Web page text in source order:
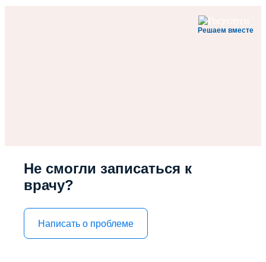
Решаем вместе
Не смогли записаться к
врачу?
Написать о проблеме